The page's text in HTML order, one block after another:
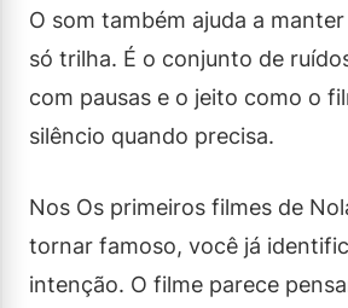
O som também ajuda a
só trilha. É o conjunto de
com pausas e o jeito como o
silêncio quando precisa.
Nos Os primeiros filmes de
tornar famoso, você já
intenção. O filme parece